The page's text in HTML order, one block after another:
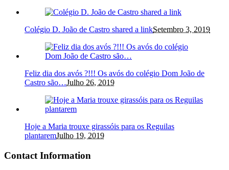
Colégio D. João de Castro shared a linkSetembro 3, 2019
Feliz dia dos avós ?!!! Os avós do colégio Dom João de
Castro são…Julho 26, 2019
Hoje a Maria trouxe girassóis para os Reguilas
plantaremJulho 19, 2019
Contact Information